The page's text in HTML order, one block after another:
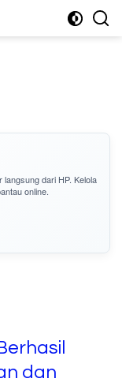
dari HP. Kelola
online.
dan